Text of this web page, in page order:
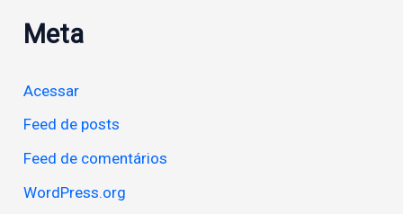
Meta
Acessar
Feed de posts
Feed de comentários
WordPress.org